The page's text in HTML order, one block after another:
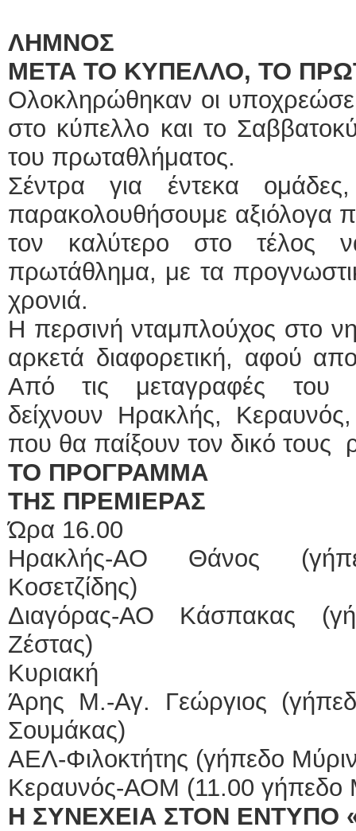
ΛΗΜΝΟΣ
ΜΕΤΑ ΤΟ ΚΥΠΕΛΛΟ, ΤΟ
Ολοκληρώθηκαν οι
στο κύπελλο και το
του πρωταθλήματος.
Σέντρα για έντεκα
παρακολουθήσουμε αξιόλογα
τον καλύτερο στο τέλος
πρωτάθλημα, με τα
χρονιά.
Η περσινή νταμπλούχος στο
αρκετά διαφορετική, αφού
Από τις μεταγραφές του
δείχνουν Ηρακλής,
που θα παίξουν τον δικό τους
ΤΟ ΠΡΟΓΡΑΜΜΑ
ΤΗΣ ΠΡΕΜΙΕΡΑΣ
Ώρα 16.00
Ηρακλής-ΑΟ Θάνος
Κοσετζίδης)
Διαγόρας-ΑΟ Κάσπακας
Ζέστας)
Κυριακή
Άρης Μ.-Αγ. Γεώργιος
Σουμάκας)
ΑΕΛ-Φιλοκτήτης (γήπεδο
Κεραυνός-ΑΟΜ (11.00 γήπεδο
Η ΣΥΝΕΧΕΙΑ ΣΤΟΝ ΕΝΤΥΠΟ